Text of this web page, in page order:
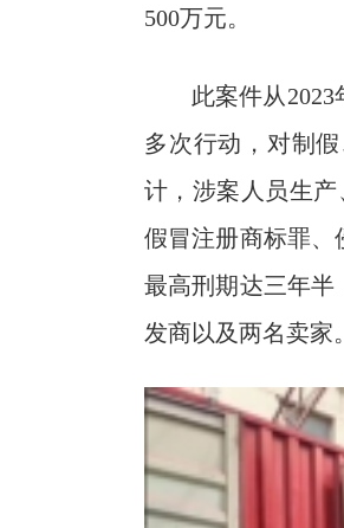
500万元。
此案件从
多次行动，对制
计，涉案人员生
假冒注册商标罪、
最高刑期达三年半
发商以及两名卖家